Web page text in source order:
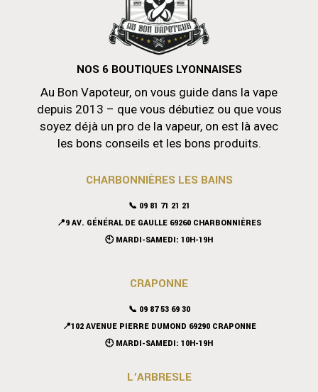
NOS 6 BOUTIQUES LYONNAISES
Au Bon Vapoteur, on vous guide dans la vape
depuis 2013 – que vous débutiez ou que vous
soyez déjà un pro de la vapeur, on est là avec
les bons conseils et les bons produits.
CHARBONNIÈRES LES BAINS
📞 09 81 71 21 21
📍9 AV. GÉNÉRAL DE GAULLE 69260 CHARBONNIÈRES
🕙 MARDI-SAMEDI: 10H-19H
CRAPONNE
📞 09 87 53 69 30
📍102 AVENUE PIERRE DUMOND 69290 CRAPONNE
🕙 MARDI-SAMEDI: 10H-19H
L’ARBRESLE